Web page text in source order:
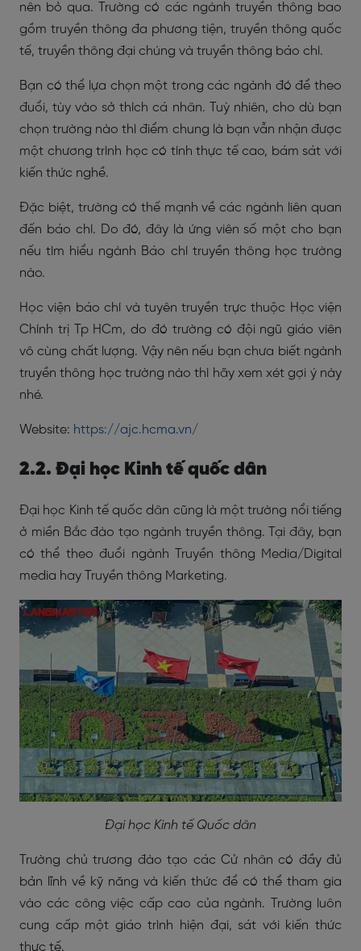
nên bỏ qua. Trường có các ngành truyền thông bao
gồm truyền thông đa phương tiện, truyền thông quốc
tế, truyền thông đại chúng và truyền thông báo chí.
Bạn có thể lựa chọn một trong các ngành đó để theo
đuổi, tùy vào sở thích cá nhân. Tuỳ nhiên, cho dù bạn
chọn trường nào thì điểm chung là bạn vẫn nhận được
một chương trình học có tính thực tế cao, bám sát với
kiến thức nghề.
Đặc biệt, trường có thế mạnh về các ngành liên quan
đến báo chí. Do đó, đây là ứng viên số một cho bạn
nếu tìm hiểu ngành Báo chí truyền thông học trường
nào.
Học viện báo chí và tuyên truyền trực thuộc Học viện
Chính trị Tp HCm, do đó trường có đội ngũ giáo viên
vô cùng chất lượng. Vậy nên nếu bạn chưa biết ngành
truyền thông học trường nào thì hãy xem xét gợi ý này
nhé.
Website: https://ajc.hcma.vn/
2.2. Đại học Kinh tế quốc dân
Đại học Kinh tế quốc dân cũng là một trường nổi tiếng
ở miền Bắc đào tạo ngành truyền thông. Tại đây, bạn
có thể theo đuổi ngành Truyền thông Media/Digital
media hay Truyền thông Marketing.
Đại học Kinh tế Quốc dân
Trường chủ trương đào tạo các Cử nhân có đầy đủ
bản lĩnh về kỹ năng và kiến thức để có thể tham gia
vào các công việc cấp cao của ngành. Trường luôn
cung cấp một giáo trình hiện đại, sát với kiến thức
thực tế.